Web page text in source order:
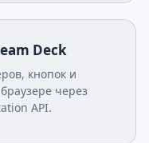
Deck
кнопок и
через
API.